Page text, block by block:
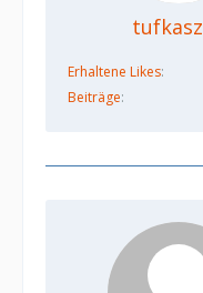
tufkasz
Erhaltene Likes
Beiträge